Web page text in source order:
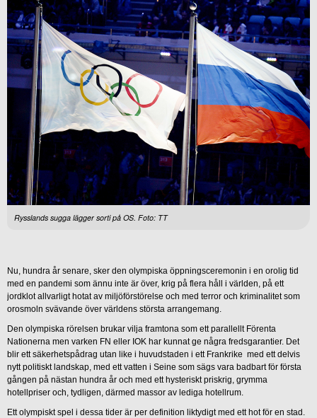
Rysslands sugga lägger sorti på OS. Foto: TT
Nu, hundra år senare, sker den olympiska öppningsceremonin i en orolig tid
med en pandemi som ännu inte är över, krig på flera håll i världen, på ett
jordklot allvarligt hotat av miljöförstörelse och med terror och kriminalitet som
orosmoln svävande över världens största arrangemang.
Den olympiska rörelsen brukar vilja framtona som ett parallellt Förenta
Nationerna men varken FN eller IOK har kunnat ge några fredsgarantier. Det
blir ett säkerhetspådrag utan like i huvudstaden i ett Frankrike med ett delvis
nytt politiskt landskap, med ett vatten i Seine som sägs vara badbart för första
gången på nästan hundra år och med ett hysteriskt priskrig, grymma
hotellpriser och, tydligen, därmed massor av lediga hotellrum.
Ett olympiskt spel i dessa tider är per definition liktydigt med ett hot för en stad.